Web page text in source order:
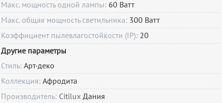
Макс. мощность одной лампы: 60 Ватт
Макс. общая мощность светильника: 300 Ватт
Коэффициент пылевлагостойкости (IP): 20
Другие параметры
Стиль:Арт-деко
Коллекция:Афродита
Производитель: Citilux Дания